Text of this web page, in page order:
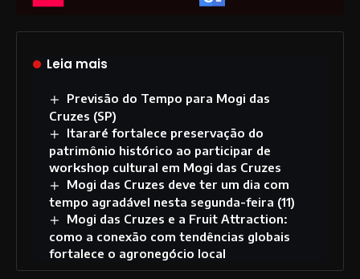
Leia mais
Previsão do Tempo para Mogi das
Cruzes (SP)
Itararé fortalece preservação do
patrimônio histórico ao participar de
workshop cultural em Mogi das Cruzes
Mogi das Cruzes deve ter um dia com
tempo agradável nesta segunda-feira (11)
Mogi das Cruzes e a Fruit Attraction:
como a conexão com tendências globais
fortalece o agronegócio local